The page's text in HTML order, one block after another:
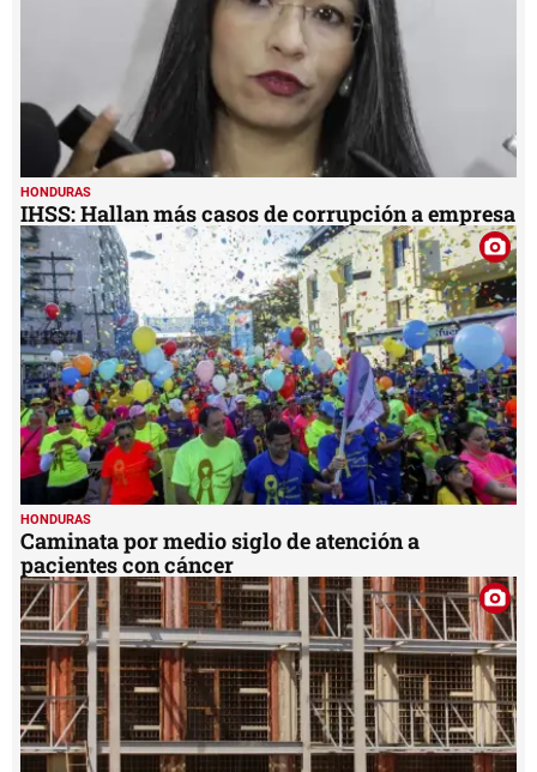
HONDURAS
IHSS: Hallan más casos de corrupción a empresa
HONDURAS
Caminata por medio siglo de atención a
pacientes con cáncer